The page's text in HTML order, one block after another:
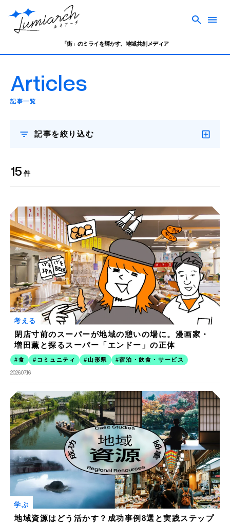
「街」のミライを輝かす、地域共創メディア
Articles
記事一覧
記事を絞り込む
15 件
考える
閉店寸前のスーパーが地域の憩いの場に。漫画家・
増田薫と探るスーパー「エンドー」の正体
食 コミュニティ 山形県 宿泊・飲食・サービス
2026.07.16
学ぶ
地域資源はどう活かす？成功事例8選と実践ステップ